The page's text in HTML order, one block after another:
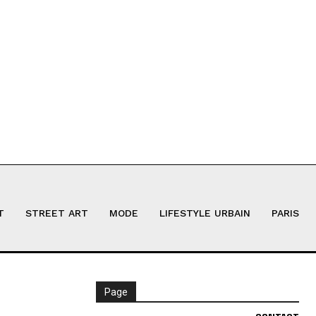
STREET ART MODE LIFESTYLE URBAIN PARIS
Page